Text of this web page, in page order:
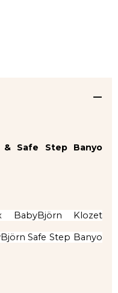
& Safe Step Banyo
BabyBjörn Klozet
Step Banyo